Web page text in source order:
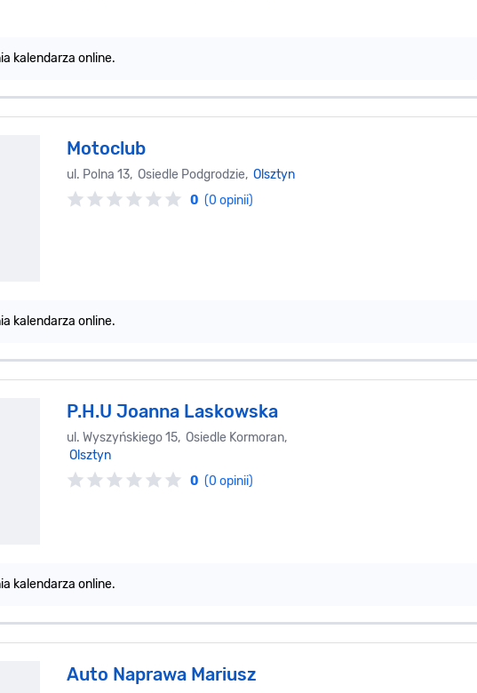
kalendarza online.
Motoclub
ul. Polna 13, Osiedle Podgrodzie, Olsztyn
0 (0 opinii)
kalendarza online.
P.H.U Joanna Laskowska
ul. Wyszyńskiego 15, Osiedle Kormoran,
Olsztyn
0 (0 opinii)
kalendarza online.
Auto Naprawa Mariusz